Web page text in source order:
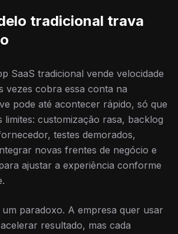
tradicional trava
SaaS tradicional vende velocidade
vezes cobra essa conta na
pode até acontecer rápido, só que
limites: customização rasa, backlog
testes demorados,
novas frentes de negócio e
ajustar a experiência conforme
um paradoxo. A empresa quer usar
resultado, mas cada